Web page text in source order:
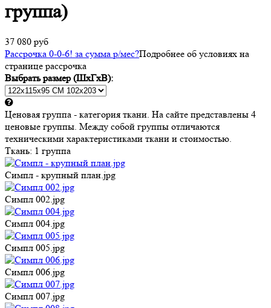
группа)
37 080 руб
Рассрочка 0-0-6! засуммар/мес?Подробнее об условиях на
странице рассрочка
Выбрать размер (ШхГхВ):
Ценовая группа - категория ткани. На сайте представлены 4
ценовые группы. Между собой группы отличаются
техническими характеристиками ткани и стоимостью.
Ткань:1 группа
Симпл - крупный план.jpg
Симпл 002.jpg
Симпл 004.jpg
Симпл 005.jpg
Симпл 006.jpg
Симпл 007.jpg